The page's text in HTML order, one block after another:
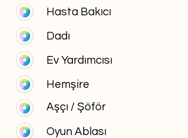
Hasta Bakıcı
Dadı
Ev Yardımcısı
Hemşire
Aşçı / Şöför
Oyun Ablası